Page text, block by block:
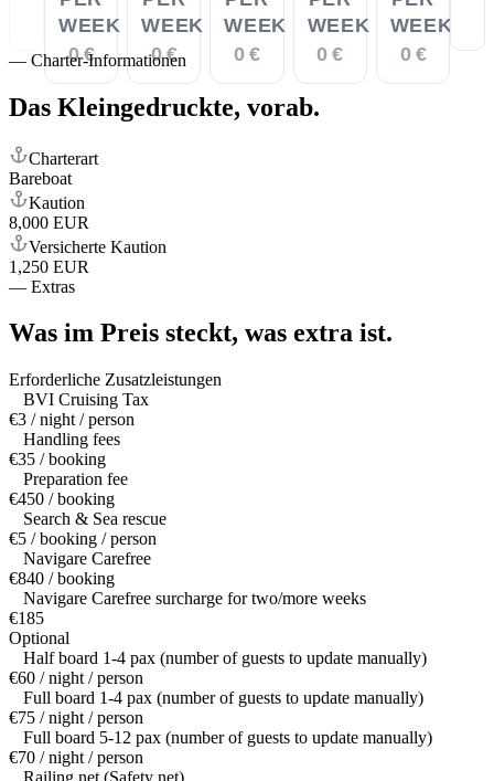
WEEK
0 €
WEEK
0 €
WEEK
0 €
WEEK
0 €
WEEK
0 €
— Charter-Informationen
Das Kleingedruckte, vorab.
Charterart
Bareboat
Kaution
8,000 EUR
Versicherte Kaution
1,250 EUR
— Extras
Was im Preis steckt, was extra ist.
Erforderliche Zusatzleistungen
BVI Cruising Tax
€3 / night / person
Handling fees
€35 / booking
Preparation fee
€450 / booking
Search & Sea rescue
€5 / booking / person
Navigare Carefree
€840 / booking
Navigare Carefree surcharge for two/more weeks
€185
Optional
Half board 1-4 pax (number of guests to update manually)
€60 / night / person
Full board 1-4 pax (number of guests to update manually)
€75 / night / person
Full board 5-12 pax (number of guests to update manually)
€70 / night / person